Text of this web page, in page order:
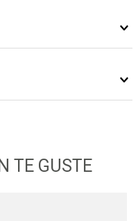
TE GUSTE